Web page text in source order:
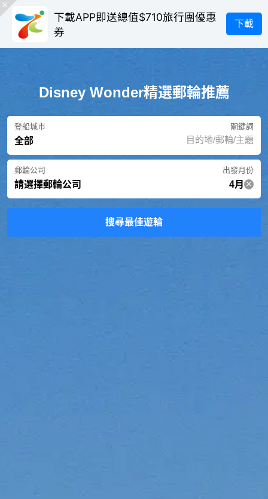
下載APP即送總值$710旅行團優惠
券
下載
Disney Wonder精選郵輪推薦
登船城市
全部
關鍵詞
郵輪公司
請選擇郵輪公司
出發月份
4月
搜尋最佳遊輪